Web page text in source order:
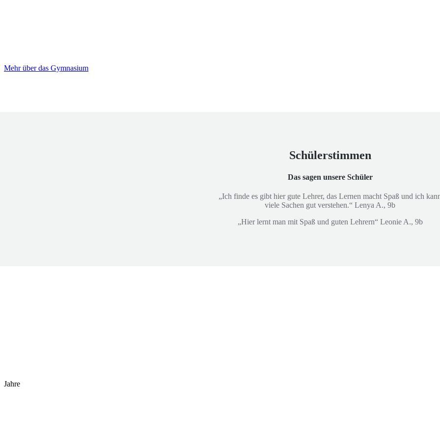
Mehr über das Gymnasium
Schülerstimmen
Das sagen unsere Schüler
„Ich finde es gibt hier gute Lehrer, das Lernen macht Spaß und ich
viele Sachen gut verstehen.“ Lenya A., 9b
„Hier lernt man mit Spaß und guten Lehrern“ Leonie A., 9b
Jahre